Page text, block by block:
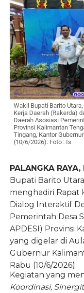
Wakil Bupati Barito
Kerja Daerah (Rakerda)
Daerah Asosiasi
Provinsi Kalimantan
Tingang, Kantor
(10/6/2026). Foto : Is
PALANGKA
Bupati Barito
menghadiri Rapat
Dialog Interaktif
Pemerintah Desa
APDESI) Provinsi
yang digelar di
Gubernur
Rabu (10/6/2026).
Kegiatan yang
Koordinasi,